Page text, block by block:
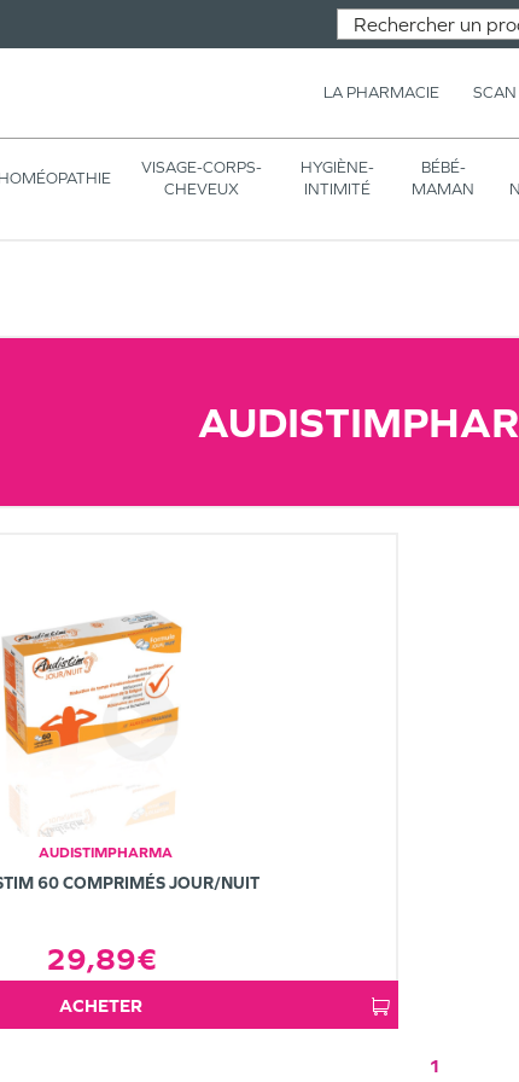
LA PHARMACIE SCAN
HOMÉOPATHIE
VISAGE-CORPS-
CHEVEUX
HYGIÈNE-
INTIMITÉ
BÉBÉ-
MAMAN
AUDISTIMPHARMA
60 COMPRIMÉS JOUR/NUIT
29,89€
ACHETER
1